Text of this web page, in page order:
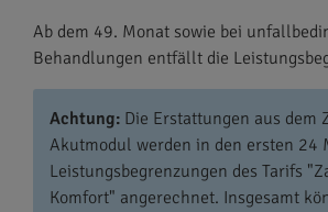
Ab dem 49. Monat sowie bei
Behandlungen entfällt die
Achtung: Die Erstattungen aus dem
Akutmodul werden in den ersten 24
Leistungsbegrenzungen des Tarifs
Komfort" angerechnet. Insgesamt